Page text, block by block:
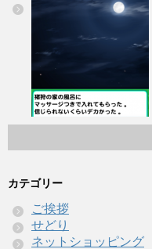
カテゴリー
ご挨拶
せどり
ネットショッピング